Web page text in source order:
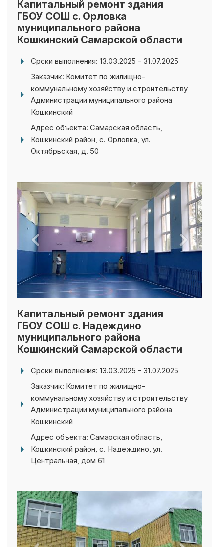
ГБОУ СОШ с. Орловка
муниципального района
Кошкинский Самарской области
Заказчик: Комитет по жилищно-
коммунальному хозяйству и строительству
Администрации муниципального района
Кошкинский
Адрес объекта: Самарская область,
Кошкинский район, с. Орловка, ул.
Октябрьская, д. 50
ГБОУ СОШ с. Надеждино
муниципального района
Кошкинский Самарской области
Заказчик: Комитет по жилищно-
коммунальному хозяйству и строительству
Администрации муниципального района
Кошкинский
Адрес объекта: Самарская область,
Кошкинский район, с. Надеждино, ул.
Центральная, дом 61